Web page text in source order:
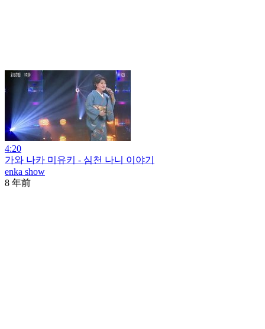
4:20
가와 나카 미유키 - 심천 나니 이야기
enka show
8 年前